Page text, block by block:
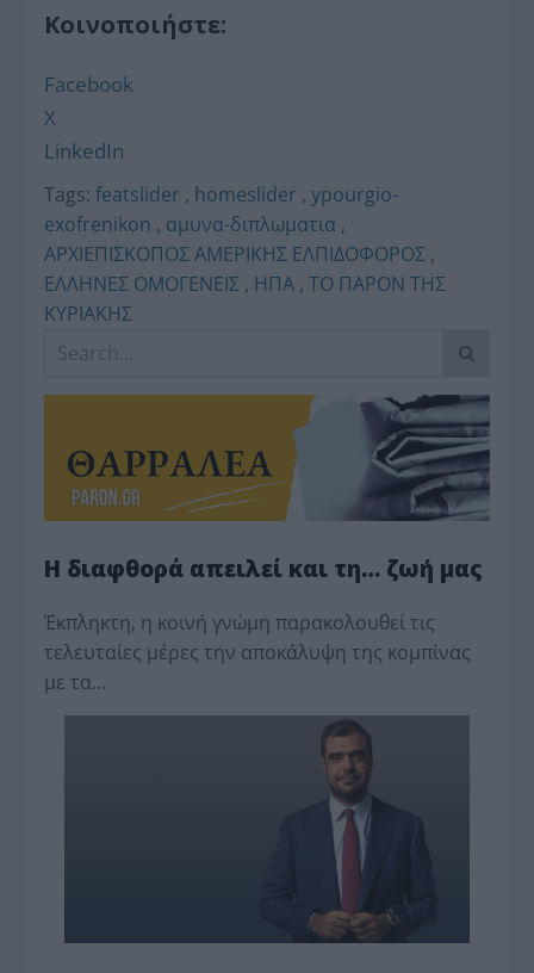
Κοινοποιήστε:
Facebook
X
LinkedIn
Tags: featslider , homeslider ,ypourgio-
exofrenikon , αμυνα-διπλωματια ,
ΑΡΧΙΕΠΙΣΚΟΠΟΣ ΑΜΕΡΙΚΗΣ ΕΛΠΙΔΟΦΟΡΟΣ ,
ΕΛΛΗΝΕΣ ΟΜΟΓΕΝΕΙΣ , ΗΠΑ ,ΤΟ ΠΑΡΟΝ ΤΗΣ
ΚΥΡΙΑΚΗΣ
Η διαφθορά απειλεί και τη… ζωή μας
Έκπληκτη, η κοινή γνώμη παρακολουθεί τις
τελευταίες μέρες την αποκάλυψη της κο­μπίνας
με τα…